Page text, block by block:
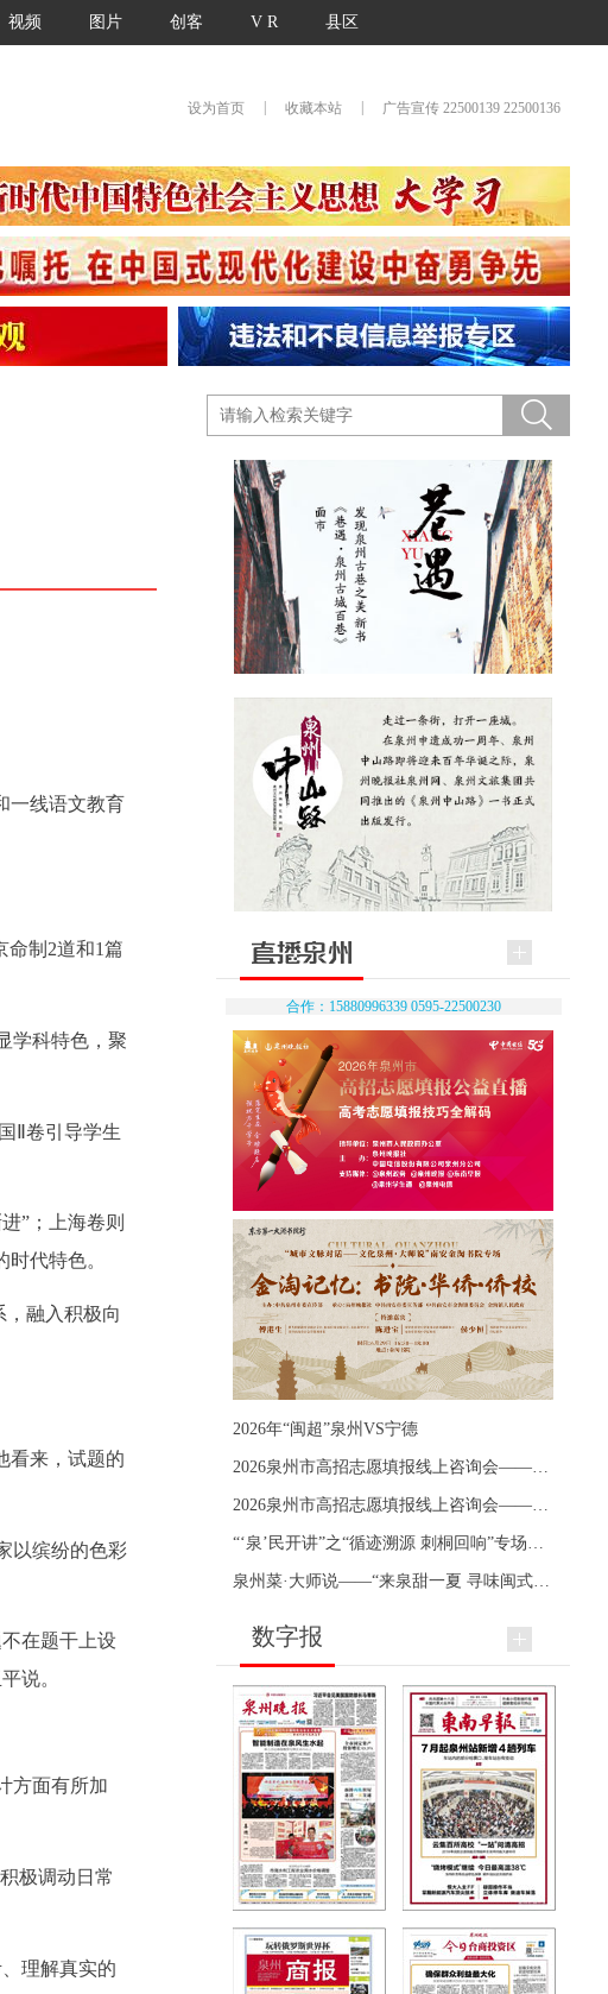
视频 图片 创客 V R 县区
设为首页 收藏本站 广告宣传 22500139 22500136
一线语文教育
命制2道和1篇
学科特色，聚
Ⅱ卷引导学生
”；上海卷则
代特色。
，融入积极向
看来，试题的
以缤纷的色彩
在题干上设
说。
方面有所加
极调动日常
理解真实的
合作：15880996339 0595-22500230
2026年“闽超”泉州VS宁德
数字报